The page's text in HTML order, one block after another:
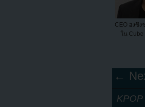
CEO ฮงซึ
ใน
←